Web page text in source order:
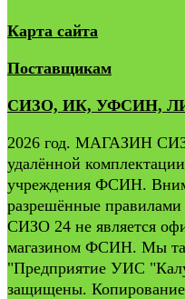
Карта сайта
Поставщикам
СИЗО, ИК, УФСИН,
2026 год. МАГАЗИН
удалённой
учреждения ФСИН.
разрешённые
СИЗО 24 не является
магазином ФСИН. Мы
"Предприятие УИС
защищены.